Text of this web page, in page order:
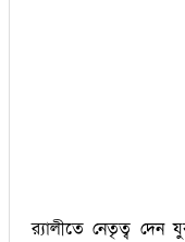
র‌্যালীতে নেতৃত্ব